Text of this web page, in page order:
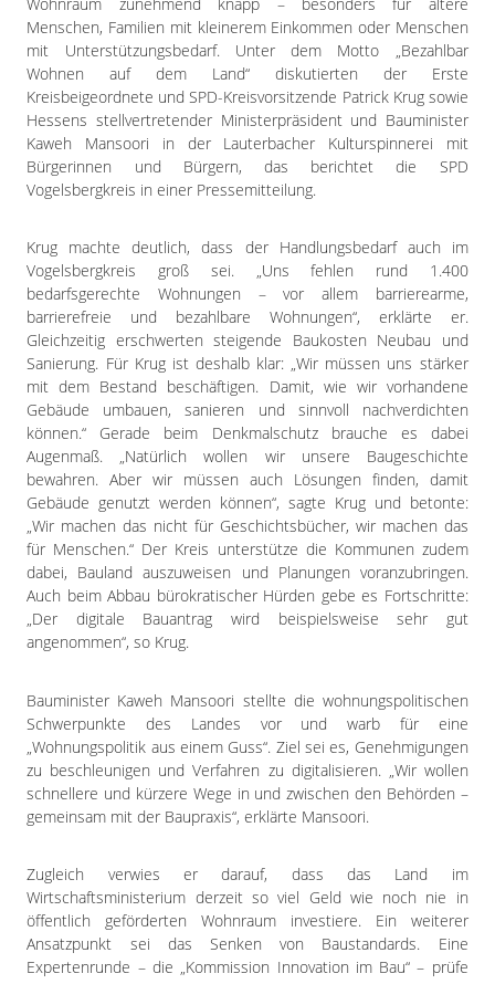
Datenschutzerklärung
Menschen, Familien mit kleinerem Einkommen oder Menschen
mit Unterstützungsbedarf. Unter dem Motto „Bezahlbar
Wohnen auf dem Land“ diskutierten der Erste
Kreisbeigeordnete und SPD-Kreisvorsitzende Patrick Krug sowie
Hessens stellvertretender Ministerpräsident und Bauminister
Kaweh Mansoori in der Lauterbacher Kulturspinnerei mit
Bürgerinnen und Bürgern, das berichtet die SPD
Vogelsbergkreis in einer Pressemitteilung.
Krug machte deutlich, dass der Handlungsbedarf auch im
Vogelsbergkreis groß sei. „Uns fehlen rund 1.400
bedarfsgerechte Wohnungen – vor allem barrierearme,
barrierefreie und bezahlbare Wohnungen“, erklärte er.
Gleichzeitig erschwerten steigende Baukosten Neubau und
Sanierung. Für Krug ist deshalb klar: „Wir müssen uns stärker
mit dem Bestand beschäftigen. Damit, wie wir vorhandene
Gebäude umbauen, sanieren und sinnvoll nachverdichten
können.“ Gerade beim Denkmalschutz brauche es dabei
Augenmaß. „Natürlich wollen wir unsere Baugeschichte
bewahren. Aber wir müssen auch Lösungen finden, damit
Gebäude genutzt werden können“, sagte Krug und betonte:
„Wir machen das nicht für Geschichtsbücher, wir machen das
für Menschen.“ Der Kreis unterstütze die Kommunen zudem
dabei, Bauland auszuweisen und Planungen voranzubringen.
Auch beim Abbau bürokratischer Hürden gebe es Fortschritte:
„Der digitale Bauantrag wird beispielsweise sehr gut
angenommen“, so Krug.
Bauminister Kaweh Mansoori stellte die wohnungspolitischen
Schwerpunkte des Landes vor und warb für eine
„Wohnungspolitik aus einem Guss“. Ziel sei es, Genehmigungen
zu beschleunigen und Verfahren zu digitalisieren. „Wir wollen
schnellere und kürzere Wege in und zwischen den Behörden –
gemeinsam mit der Baupraxis“, erklärte Mansoori.
Zugleich verwies er darauf, dass das Land im
Wirtschaftsministerium derzeit so viel Geld wie noch nie in
öffentlich geförderten Wohnraum investiere. Ein weiterer
Ansatzpunkt sei das Senken von Baustandards. Eine
Expertenrunde – die „Kommission Innovation im Bau“ – prüfe